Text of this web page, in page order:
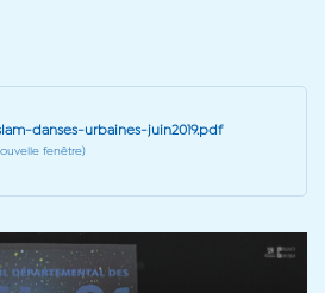
danses-urbaines-juin2019.pdf
fenêtre)